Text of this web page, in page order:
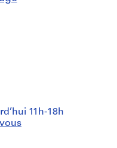
11h-18h